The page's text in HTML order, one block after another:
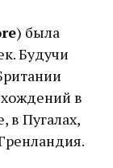
) была
Будучи
в
в Пугалах,